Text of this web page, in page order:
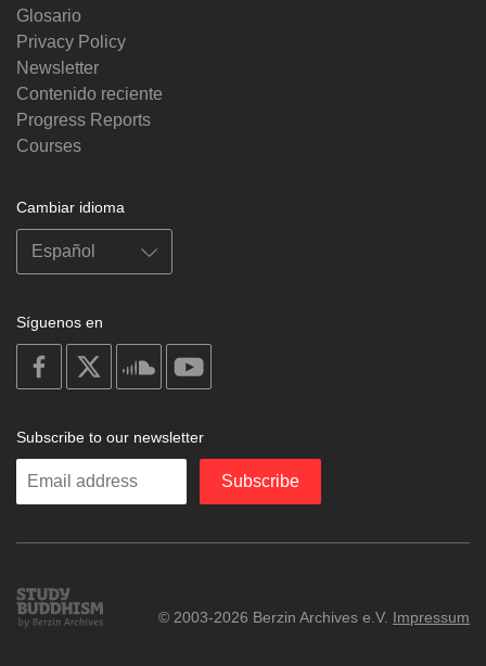
Glosario
Privacy Policy
Newsletter
Contenido reciente
Progress Reports
Courses
Cambiar idioma
Síguenos en
on
facebook
soundcloud
Subscribe to our newsletter
Enter
Subscribe
Study
Buddhism
© 2003-2026 Berzin Archives e.V. Impressum